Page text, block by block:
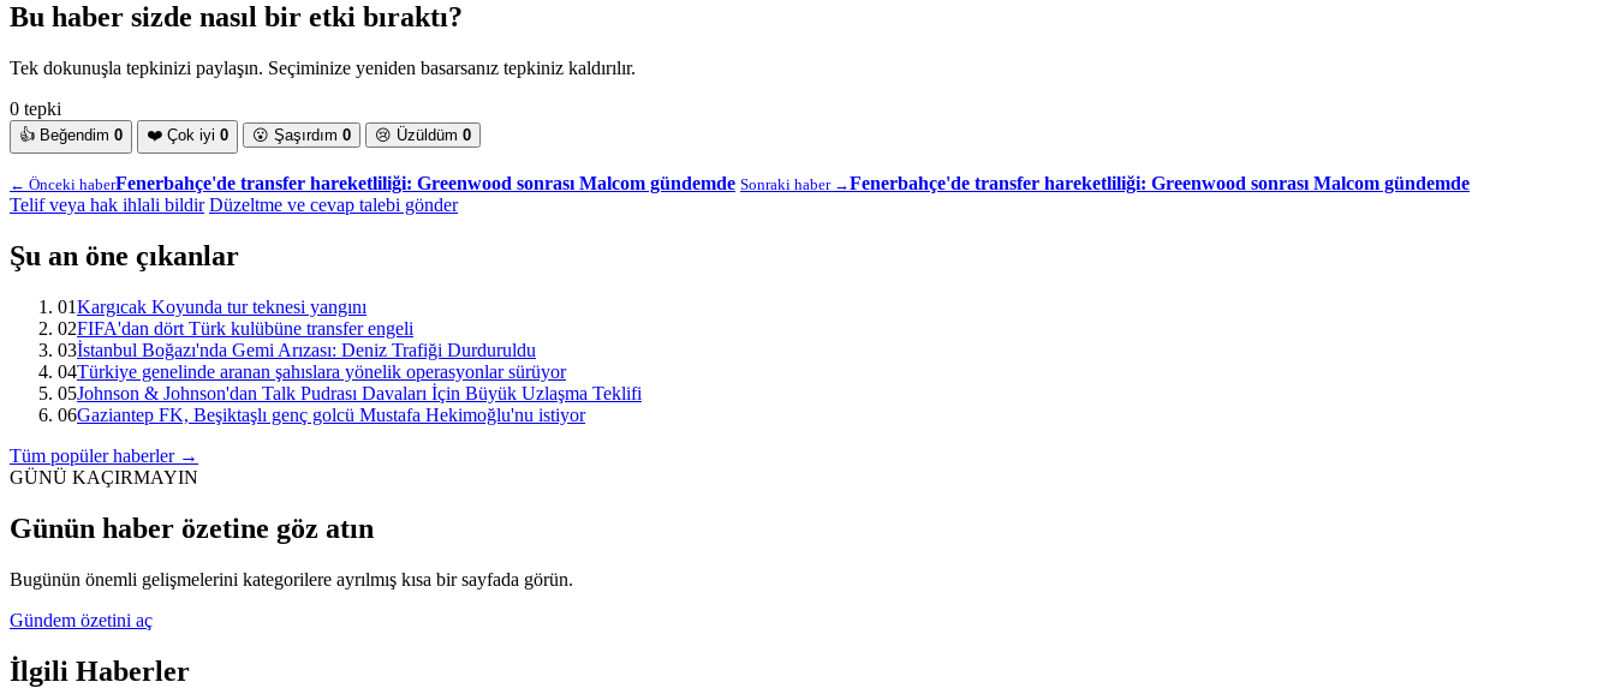
Bu haber sizde nasıl bir etki bıraktı?
Tek dokunuşla tepkinizi paylaşın. Seçiminize yeniden basarsanız tepkiniz kaldırılır.
0 tepki
👍 Beğendim 0 ❤️ Çok iyi 0 😮 Şaşırdım 0 😢 Üzüldüm 0
← Önceki haberFenerbahçe'de transfer hareketliliği: Greenwood sonrası Malcom gündemde Sonraki haber →Fenerbahçe'de transfer hareketliliği: Greenwood sonrası Malcom gündemde
Telif veya hak ihlali bildir Düzeltme ve cevap talebi gönder
Şu an öne çıkanlar
01Kargıcak Koyunda tur teknesi yangını
02FIFA'dan dört Türk kulübüne transfer engeli
03İstanbul Boğazı'nda Gemi Arızası: Deniz Trafiği Durduruldu
04Türkiye genelinde aranan şahıslara yönelik operasyonlar sürüyor
05Johnson & Johnson'dan Talk Pudrası Davaları İçin Büyük Uzlaşma Teklifi
06Gaziantep FK, Beşiktaşlı genç golcü Mustafa Hekimoğlu'nu istiyor
Tüm popüler haberler →
GÜNÜ KAÇIRMAYIN
Günün haber özetine göz atın
Bugünün önemli gelişmelerini kategorilere ayrılmış kısa bir sayfada görün.
Gündem özetini aç
İlgili Haberler